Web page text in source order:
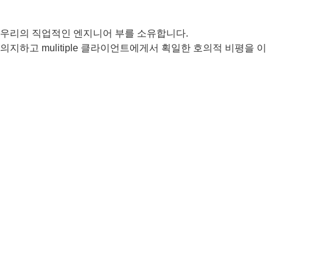
리의 직업적인 엔지니어 부를 소유합니다.
지하고 mulitiple 클라이언트에게서 획일한 호의적 비평을 이